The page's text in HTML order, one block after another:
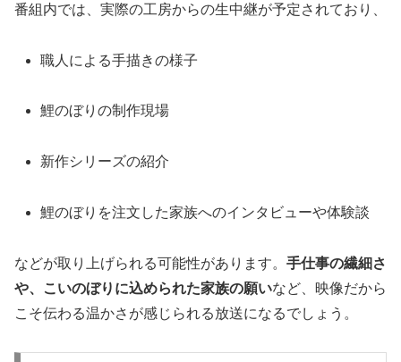
番組内では、実際の工房からの生中継が予定されており、
職人による手描きの様子
鯉のぼりの制作現場
新作シリーズの紹介
鯉のぼりを注文した家族へのインタビューや体験談
などが取り上げられる可能性があります。 手仕事の繊細さ
や、こいのぼりに込められた家族の願いなど、映像だから
こそ伝わる温かさが感じられる放送になるでしょう。